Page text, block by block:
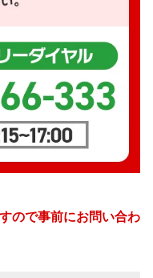
ので事前にお問い合わ